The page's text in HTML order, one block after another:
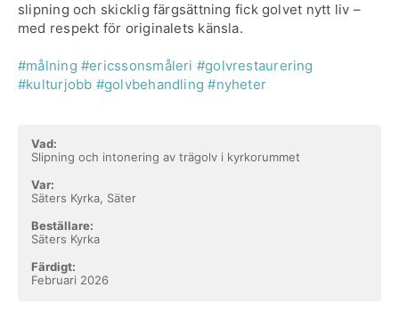
slipning och skicklig färgsättning fick golvet nytt liv –
med respekt för originalets känsla.
#målning #ericssonsmåleri #golvrestaurering
#kulturjobb #golvbehandling #nyheter
Vad:
Slipning och intonering av trägolv i kyrkorummet
Var:
Säters Kyrka, Säter
Beställare:
Säters Kyrka
Färdigt:
Februari 2026